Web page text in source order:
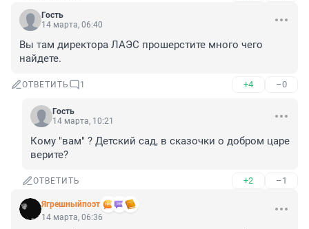
Гость
14 марта, 06:40
Вы там директора ЛАЭС прошерстите много чего
найдете.
ОТВЕТИТЬ 1 +4 –0
Гость
14 марта, 10:21
Кому "вам" ? Детский сад, в сказочки о добром царе
верите?
ОТВЕТИТЬ +2 –1
Ягрешныйпоэт
14 марта, 06:36